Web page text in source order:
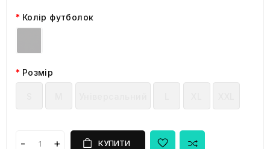
Колір футболок
Розмір
КУПИТИ